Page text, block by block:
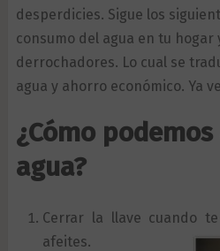
desperdicies. Sigue los
consumo del agua en tu
derrochadores. Lo cual se
agua y ahorro económico. Ya
¿Cómo
agua?
Cerrar la llave cuando
afeites.